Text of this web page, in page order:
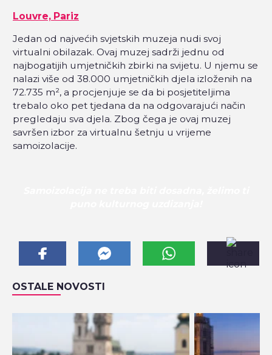
Louvre, Pariz
Jedan od najvećih svjetskih muzeja nudi svoj
virtualni obilazak. Ovaj muzej sadrži jednu od
najbogatijih umjetničkih zbirki na svijetu. U njemu se
nalazi više od 38.000 umjetničkih djela izloženih na
72.735 m², a procjenjuje se da bi posjetiteljima
trebalo oko pet tjedana da na odgovarajući način
pregledaju sva djela. Zbog čega je ovaj muzej
savršen izbor za virtualnu šetnju u vrijeme
samoizolacije.
OSTALE NOVOSTI